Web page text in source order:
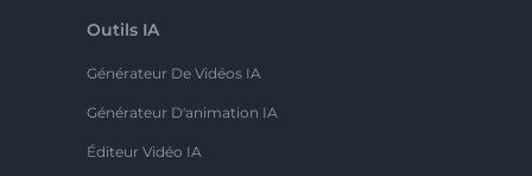
Outils IA
Générateur De Vidéos IA
Générateur D'animation IA
Éditeur Vidéo IA